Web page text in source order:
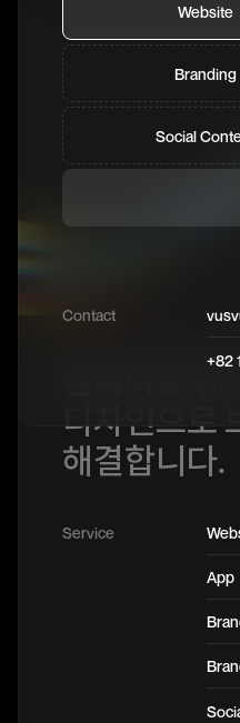
웹사이트부
디자인으로
해결합니다.
Service
App
Website
Branding
Social
Contact
+82